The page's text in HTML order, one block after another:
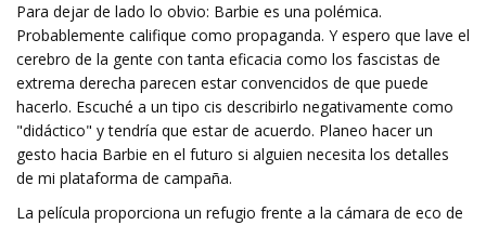
Para dejar de lado lo obvio: Barbie es una polémica.
Probablemente califique como propaganda. Y espero que lave el
cerebro de la gente con tanta eficacia como los fascistas de
extrema derecha parecen estar convencidos de que puede
hacerlo. Escuché a un tipo cis describirlo negativamente como
"didáctico" y tendría que estar de acuerdo. Planeo hacer un
gesto hacia Barbie en el futuro si alguien necesita los detalles
de mi plataforma de campaña.
La película proporciona un refugio frente a la cámara de eco de